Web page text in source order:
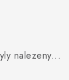
nalezeny...